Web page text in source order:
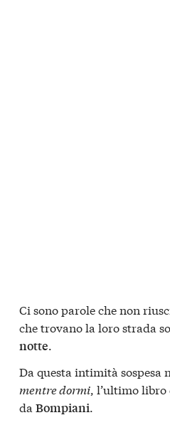
Ci sono parole che non
che trovano la loro strada
notte.
Da questa intimità sospesa
mentre dormi, l’ultimo libro
da Bompiani.